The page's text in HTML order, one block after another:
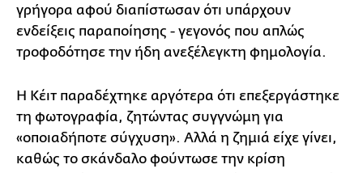
γρήγορα αφού διαπίστωσαν ότι υπάρχουν
ενδείξεις παραποίησης - γεγονός που απλώς
τροφοδότησε την ήδη ανεξέλεγκτη φημολογία.
Η Κέιτ παραδέχτηκε αργότερα ότι επεξεργάστηκε
τη φωτογραφία, ζητώντας συγγνώμη για
«οποιαδήποτε σύγχυση». Αλλά η ζημιά είχε γίνει,
καθώς το σκάνδαλο φούντωσε την κρίση